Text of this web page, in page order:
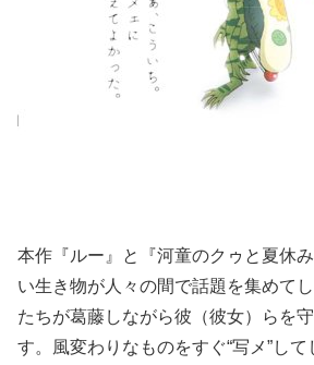
本作『ルー』と『河童のクゥと夏休
い生き物が人々の間で話題を集めて
たちが葛藤しながら彼（彼女）らを
す。風変わりなものをすぐ“写メ”し